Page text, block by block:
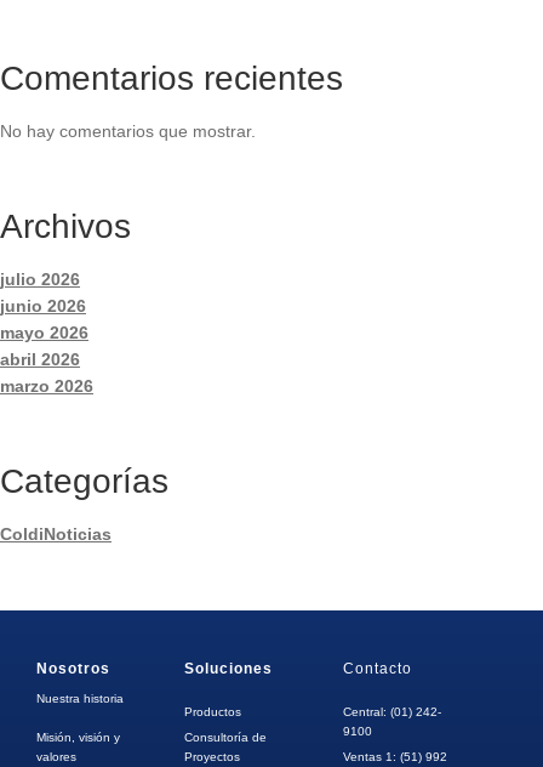
Comentarios recientes
No hay comentarios que mostrar.
Archivos
julio 2026
junio 2026
mayo 2026
abril 2026
marzo 2026
Categorías
ColdiNoticias
Nosotros
Nuestra historia
Misión, visión y
valores
Soluciones
Productos
Consultoría de
Proyectos
Contacto
Central: (01) 242-
9100
Ventas 1: (51) 992